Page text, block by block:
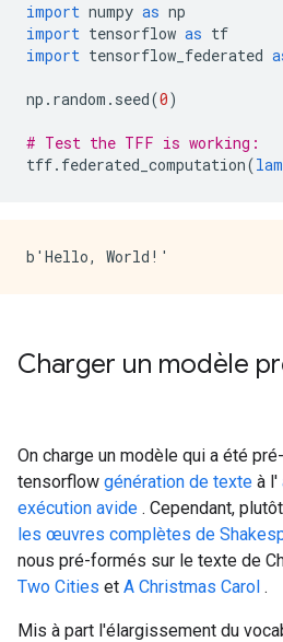
import numpy as np
import tensorflow as tf
import tensorflow_federated
np . random . seed(0)
# Test the TFF is working:
tff. federated_computation(
Charger un modèle
On charge un modèle qui a été
tensorflow génération de texte à l'
exécution avide . Cependant,
les œuvres complètes de
nous pré-formés sur le texte de
Two Cities et A Christmas Carol .
Mis à part l'élargissement du